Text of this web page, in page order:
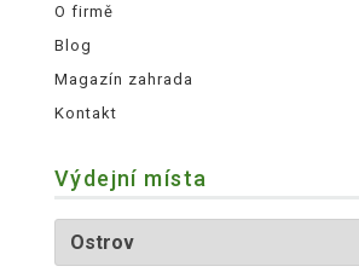
O firmě
Blog
Magazín zahrada
Kontakt
Výdejní místa